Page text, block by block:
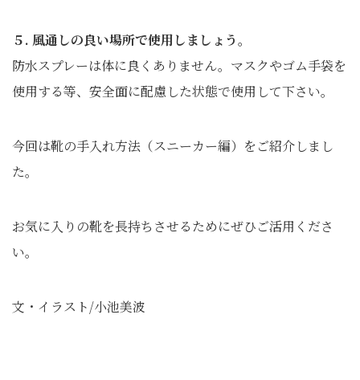
５. 風通しの良い場所で使用しましょう。
防水スプレーは体に良くありません。マスクやゴム手袋を
使用する等、安全面に配慮した状態で使用して下さい。
今回は靴の手入れ方法（スニーカー編）をご紹介しまし
た。
お気に入りの靴を長持ちさせるためにぜひご活用くださ
い。
文・イラスト/小池美波